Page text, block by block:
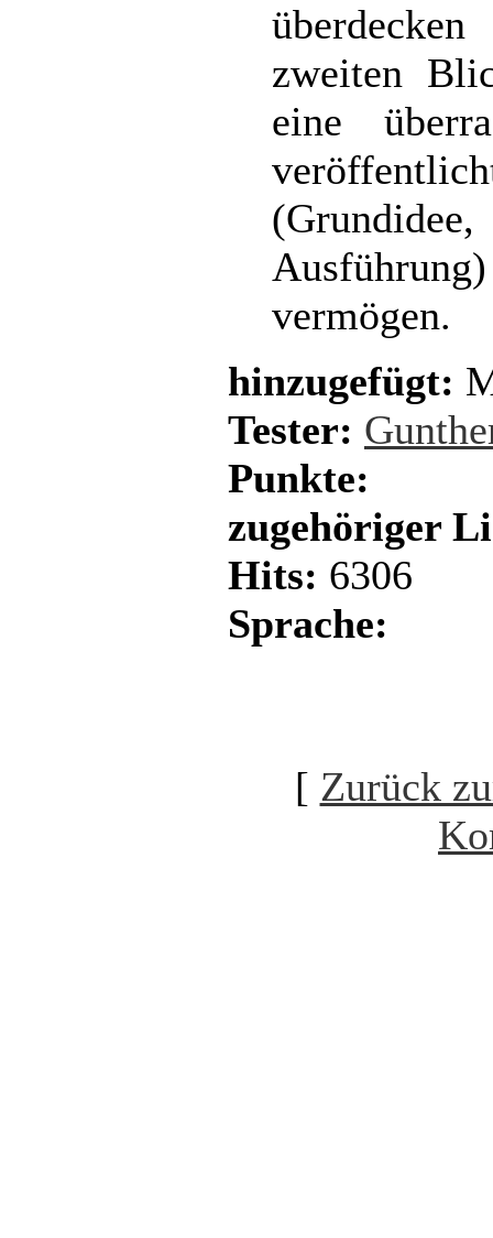
zweiten
eine
vermögen.
hinzugefügt:
Tester:
Punkte:
zugehöriger
Hits: 6306
Sprache:
[ Zurück